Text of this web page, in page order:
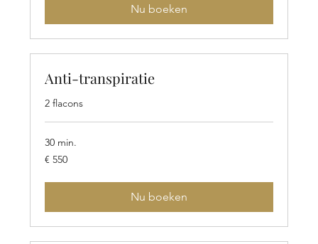
Nu boeken
Anti-transpiratie
2 flacons
30 min.
550
euro
€ 550
Nu boeken